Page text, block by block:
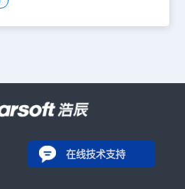
在线技术支持